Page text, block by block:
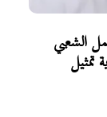
الشعبي